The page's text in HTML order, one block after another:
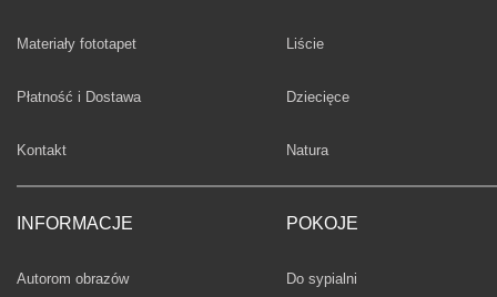
Materiały fototapet
Płatność i Dostawa
Kontakt
INFORMACJE
Autorom obrazów
Fototapety
Liście
Fototapety
Dziecięce
Fototapety
Natura
POKOJE
Fototapety
Do sypialni